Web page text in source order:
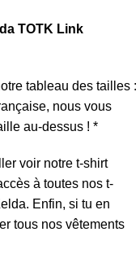
TOTK Link
tableau des tailles :
nous vous
au-dessus ! *
voir notre t-shirt
à toutes nos t-
. Enfin, si tu en
tous nos vêtements